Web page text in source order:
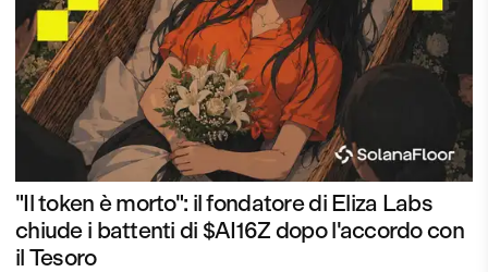
"Il token è morto": il fondatore di Eliza Labs
chiude i battenti di $AI16Z dopo l'accordo con
il Tesoro